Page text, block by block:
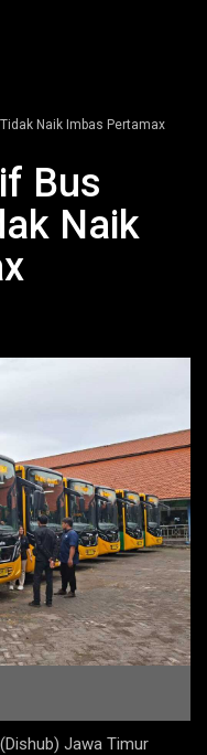
Naik Imbas Pertamax
Bus
Naik
Jawa Timur